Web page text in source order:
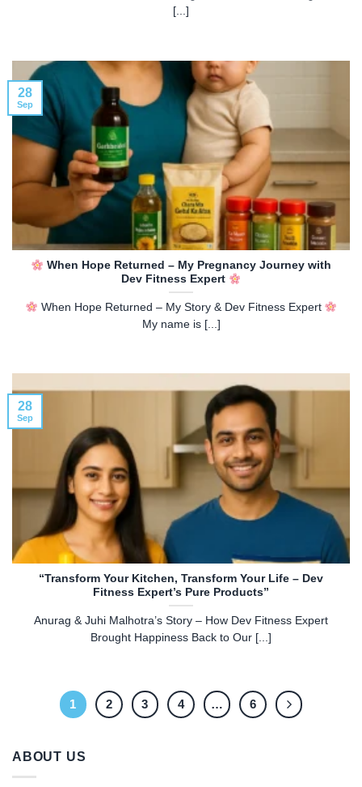
[...]
When Hope Returned – My Pregnancy Journey with
Dev Fitness Expert
When Hope Returned – My Story & Dev Fitness Expert
My name is [...]
28
Sep
“Transform Your Kitchen, Transform Your Life – Dev
Fitness Expert’s Pure Products”
Anurag & Juhi Malhotra’s Story – How Dev Fitness Expert
Brought Happiness Back to Our [...]
28
Sep
1 2 3 4 … 6
ABOUT US